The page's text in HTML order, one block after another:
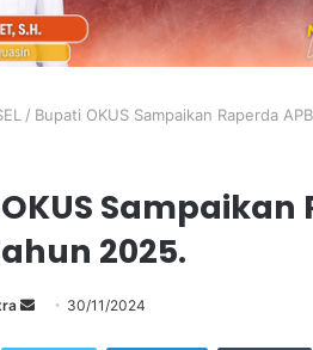
/ Bupati OKUS Sampaikan Raperda
2025.
Send 30/11/2024